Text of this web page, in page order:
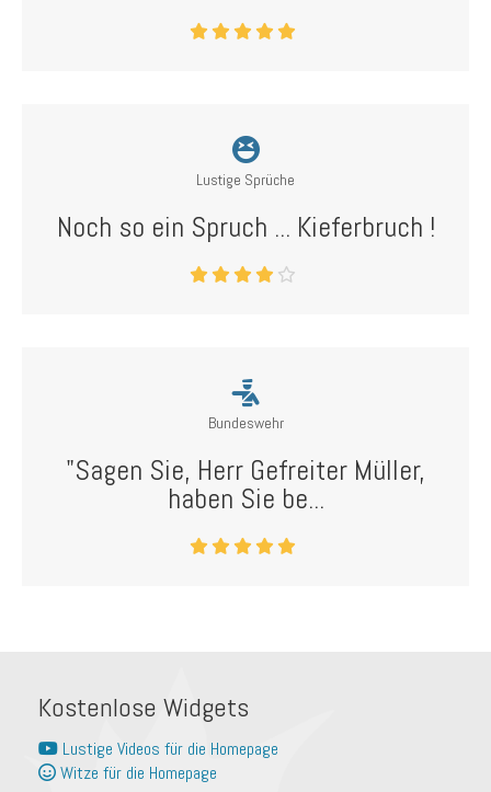
Lustige Sprüche
Noch so ein Spruch ... Kieferbruch !
Bundeswehr
"Sagen Sie, Herr Gefreiter Müller,
haben Sie be...
Kostenlose Widgets
Lustige Videos für die Homepage
Witze für die Homepage